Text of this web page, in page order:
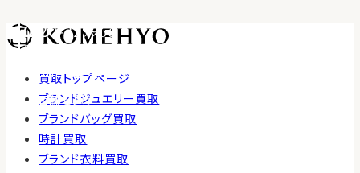
0120-229966
受付時間 10:30〜18:00
LINEで査定
店舗を探す
買取トップページ
ブランドジュエリー買取
ブランドバッグ買取
時計買取
ブランド衣料買取